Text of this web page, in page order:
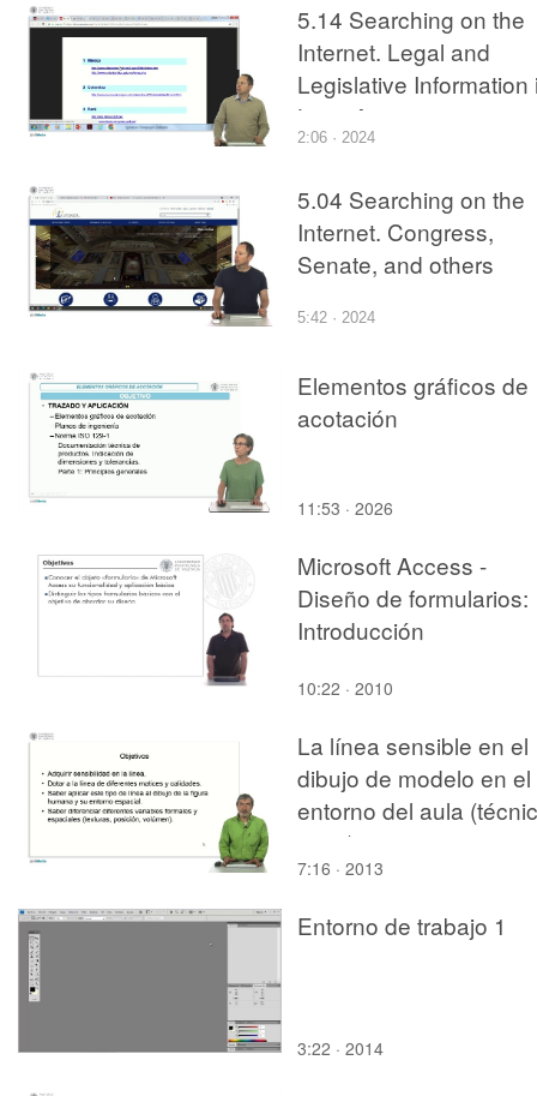
5.14 Searching on the
Internet. Legal and
Legislative Information
Latin America
2:06 · 2024
5.04 Searching on the
Internet. Congress,
Senate, and others
5:42 · 2024
Elementos gráficos de
acotación
11:53 · 2026
Microsoft Access -
Diseño de formularios:
Introducción
10:22 · 2010
La línea sensible en el
dibujo de modelo en el
entorno del aula
seca)
7:16 · 2013
Entorno de trabajo 1
3:22 · 2014